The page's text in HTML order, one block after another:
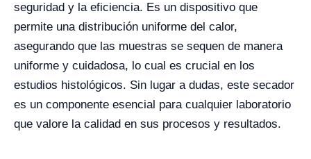
seguridad y la eficiencia. Es un dispositivo que
permite una distribución uniforme del calor,
asegurando que las muestras se sequen de manera
uniforme y cuidadosa, lo cual es crucial en los
estudios histológicos. Sin lugar a dudas, este secador
es un componente esencial para cualquier laboratorio
que valore la calidad en sus procesos y resultados.